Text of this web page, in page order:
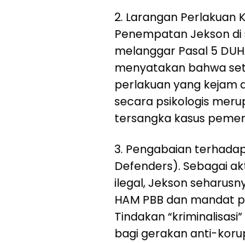
2. Larangan Perlakuan
Penempatan Jekson
melanggar Pasal 5
menyatakan bahwa
perlakuan yang kejam
secara psikologis
tersangka kasus
3. Pengabaian
Defenders). Sebagai
ilegal, Jekson
HAM PBB dan mandat
Tindakan
bagi gerakan anti-